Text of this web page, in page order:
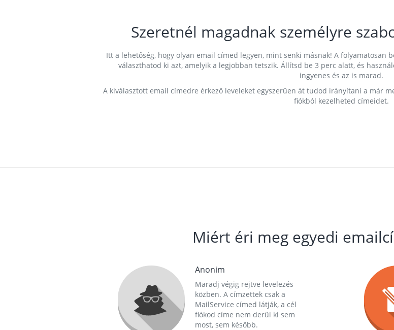
Szeretnél magadnak személyre
Itt a lehetőség, hogy olyan email címed legyen, mint senki másnak! A folyamatosan
választhatod ki azt, amelyik a legjobban tetszik. Állítsd be 3 perc alatt, és
ingyenes és az is marad.
A kiválasztott email címedre érkező leveleket egyszerűen át tudod irányítani a már
fiókból kezelheted címeidet.
Miért éri meg egyedi
Anonim
Maradj végig rejtve levelezés
közben. A címzettek csak a
MailService címed látják, a cél
fiókod címe nem derül ki sem
most, sem később.